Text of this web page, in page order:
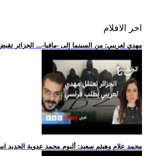
اخر الافلام
.. مهدي لعريبي: من السينما إلى -مافيا-... الجزائر
.. محمد علام وهيثم سعيد: ألبوم محمد عدوية الجديد